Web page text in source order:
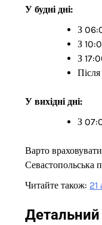
У будні дні:
З
З
З
У вихідні дні:
З
Варто
Севастопольська
Читайте також: 21
Детальний